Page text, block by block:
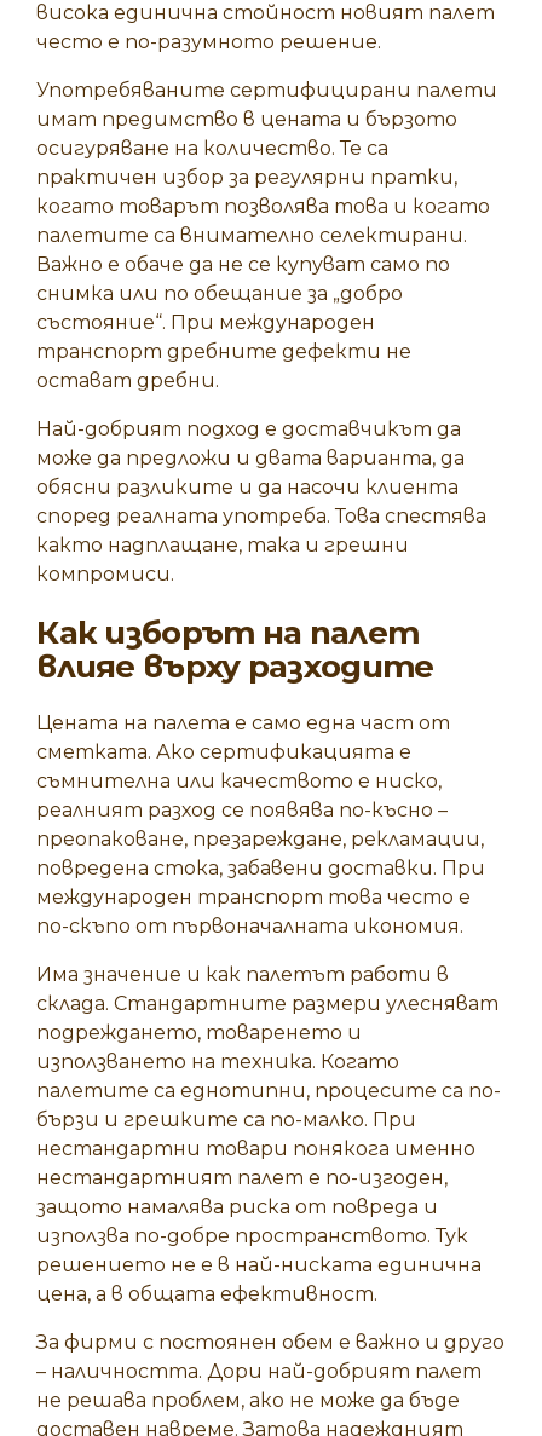
висока единична стойност новият палет
често е по-разумното решение.
Употребяваните сертифицирани палети
имат предимство в цената и бързото
осигуряване на количество. Те са
практичен избор за регулярни пратки,
когато товарът позволява това и когато
палетите са внимателно селектирани.
Важно е обаче да не се купуват само по
снимка или по обещание за „добро
състояние“. При международен
транспорт дребните дефекти не
остават дребни.
Най-добрият подход е доставчикът да
може да предложи и двата варианта, да
обясни разликите и да насочи клиента
според реалната употреба. Това спестява
както надплащане, така и грешни
компромиси.
Как изборът на палет
влияе върху разходите
Цената на палета е само една част от
сметката. Ако сертификацията е
съмнителна или качеството е ниско,
реалният разход се появява по-късно –
преопаковане, презареждане, рекламации,
повредена стока, забавени доставки. При
международен транспорт това често е
по-скъпо от първоначалната икономия.
Има значение и как палетът работи в
склада. Стандартните размери улесняват
подреждането, товаренето и
използването на техника. Когато
палетите са еднотипни, процесите са по-
бързи и грешките са по-малко. При
нестандартни товари понякога именно
нестандартният палет е по-изгоден,
защото намалява риска от повреда и
използва по-добре пространството. Тук
решението не е в най-ниската единична
цена, а в общата ефективност.
За фирми с постоянен обем е важно и друго
– наличността. Дори най-добрият палет
не решава проблем, ако не може да бъде
доставен навреме. Затова надеждният